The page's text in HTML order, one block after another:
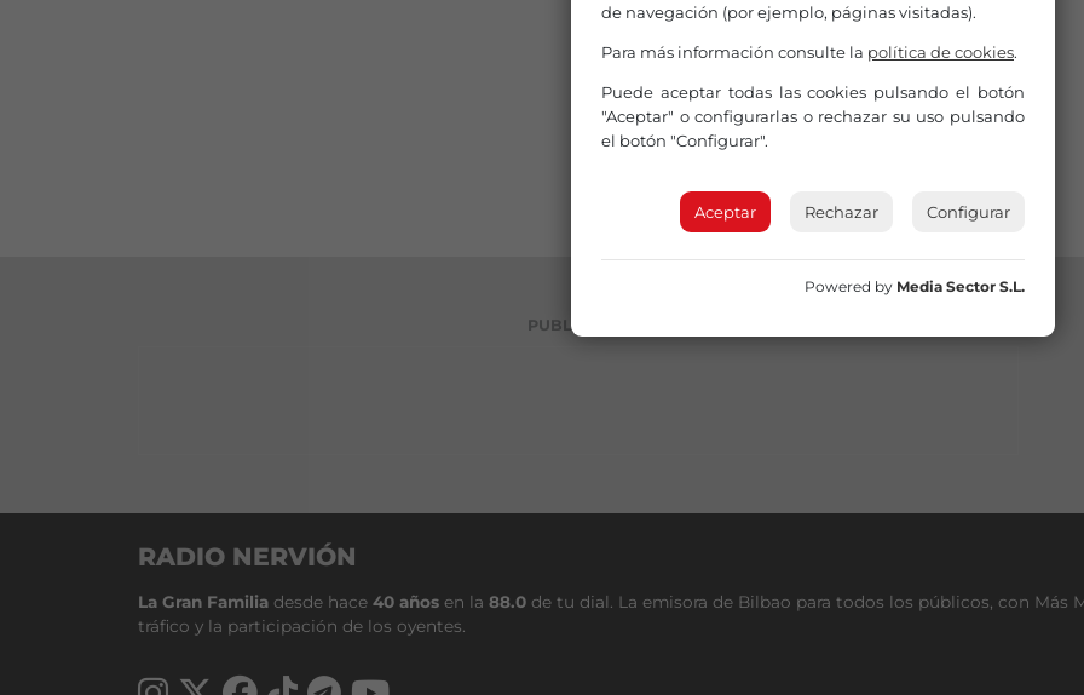
PUBLICIDAD
RADIO NERVIÓN
La Gran Familia desde hace 40 años en la 88.0 de tu dial. La emisora de Bilbao para todos los públicos, con Más
tráfico y la participación de los oyentes.
de navegación (por ejemplo, páginas visitadas).
Para más información consulte la política de cookies.
Puede aceptar todas las cookies pulsando el botón
"Aceptar" o configurarlas o rechazar su uso pulsando
el botón "Configurar".
Aceptar Rechazar Configurar
Powered by Media Sector S.L.